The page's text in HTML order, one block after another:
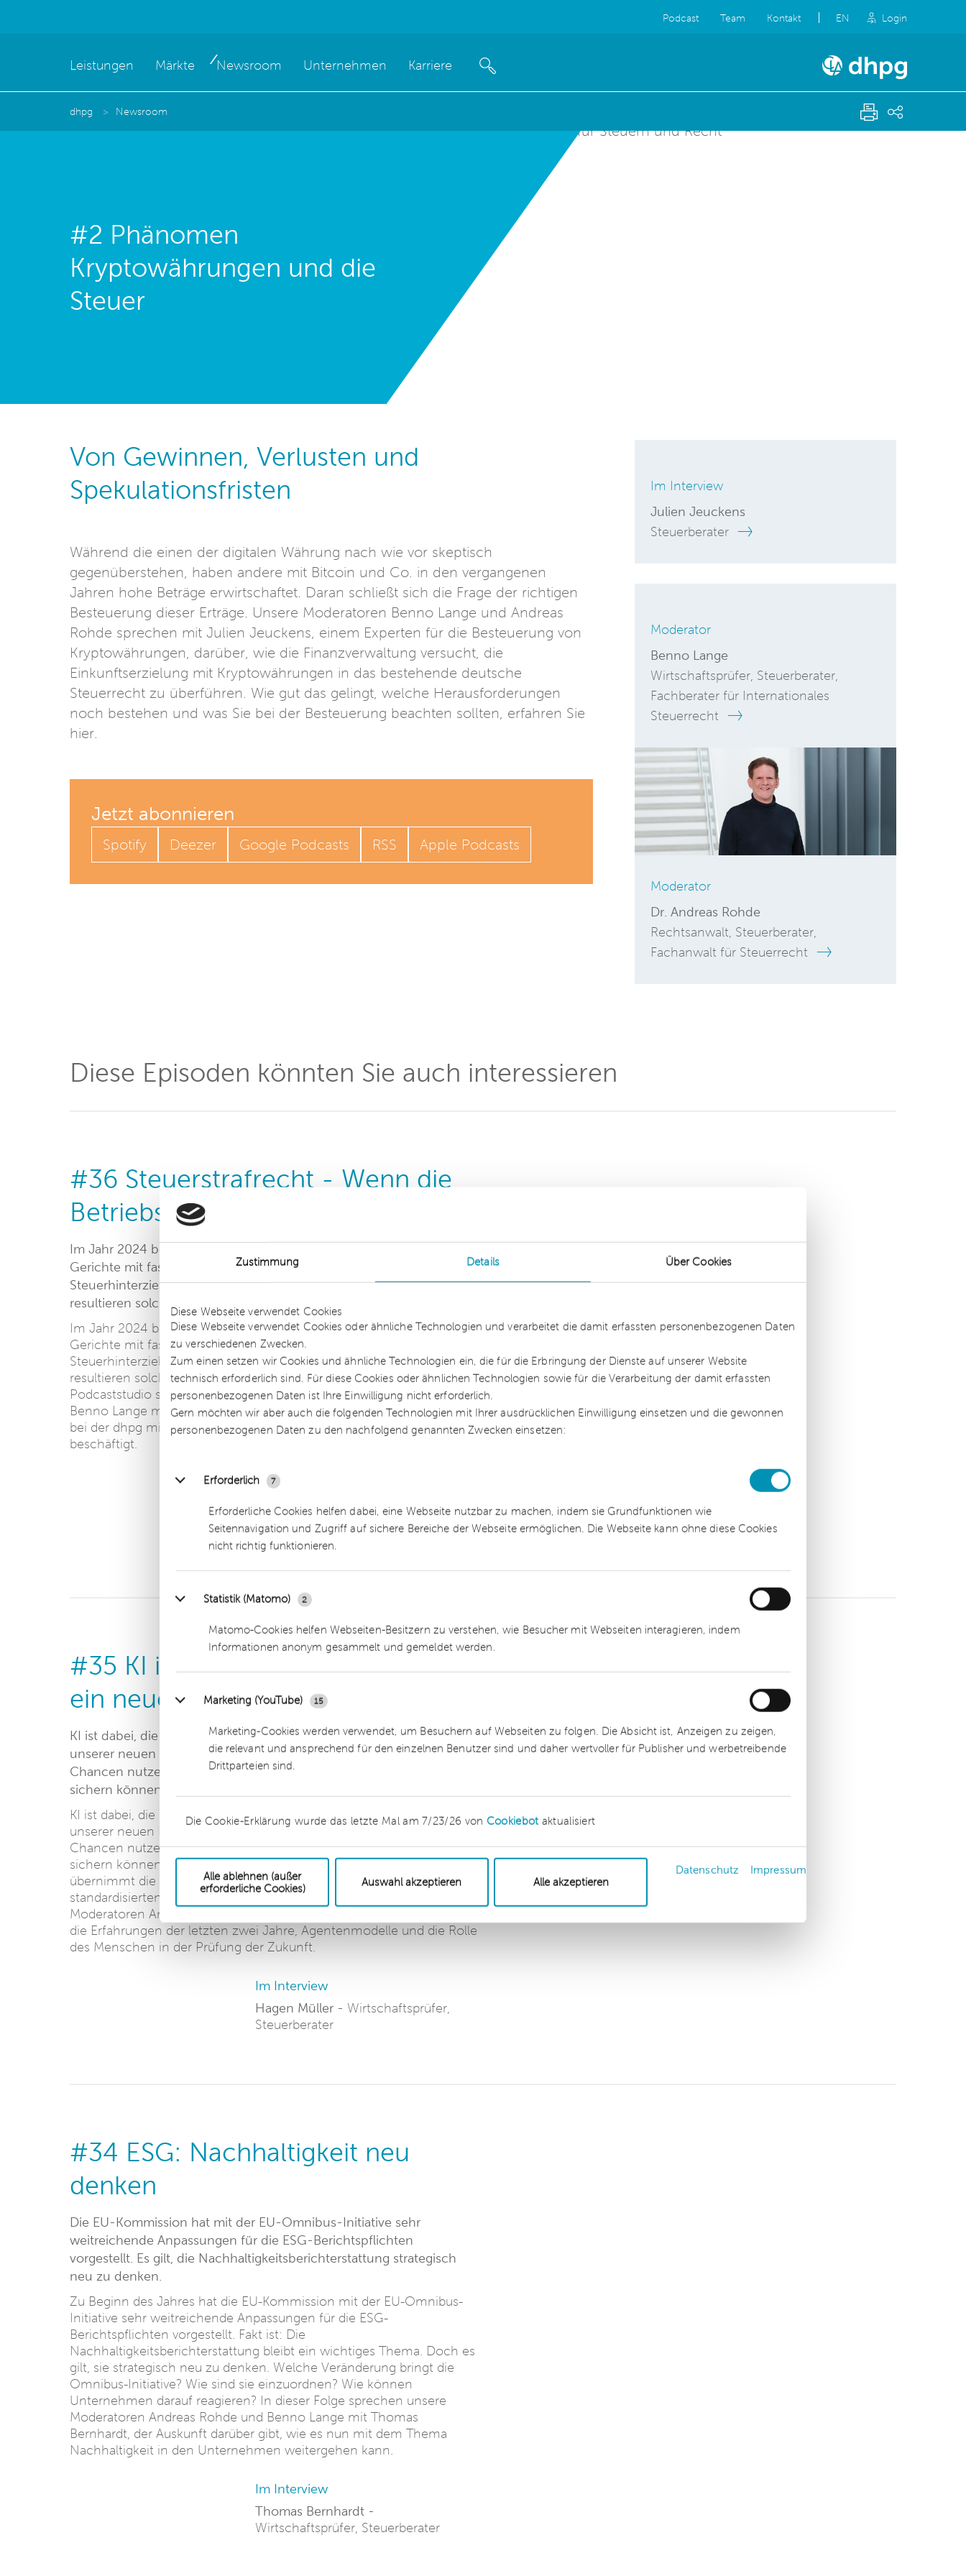
Zustimmung Details Über Cookies
Diese Webseite verwendet Cookies
Diese Webseite verwendet Cookies oder ähnliche Technologien und verarbeitet die damit erfassten personenbezogenen Daten
zu verschiedenen Zwecken.
Zum einen setzen wir Cookies und ähnliche Technologien ein, die für die Erbringung der Dienste auf unserer Website
technisch erforderlich sind. Für diese Cookies oder ähnlichen Technologien sowie für die Verarbeitung der damit erfassten
personenbezogenen Daten ist Ihre Einwilligung nicht erforderlich.
Gern möchten wir aber auch die folgenden Technologien mit Ihrer ausdrücklichen Einwilligung einsetzen und die gewonnen
personenbezogenen Daten zu den nachfolgend genannten Zwecken einsetzen:
Erforderlich 7
Erforderliche Cookies helfen dabei, eine Webseite nutzbar zu machen, indem sie Grundfunktionen wie
Seitennavigation und Zugriff auf sichere Bereiche der Webseite ermöglichen. Die Webseite kann ohne diese Cookies
nicht richtig funktionieren.
Statistik (Matomo) 2
Matomo-Cookies helfen Webseiten-Besitzern zu verstehen, wie Besucher mit Webseiten interagieren, indem
Informationen anonym gesammelt und gemeldet werden.
Marketing (YouTube) 15
Marketing-Cookies werden verwendet, um Besuchern auf Webseiten zu folgen. Die Absicht ist, Anzeigen zu zeigen,
die relevant und ansprechend für den einzelnen Benutzer sind und daher wertvoller für Publisher und werbetreibende
Drittparteien sind.
Die Cookie-Erklärung wurde das letzte Mal am 7/23/26 von Cookiebot aktualisiert
Alle ablehnen (außer
erforderliche Cookies)
Auswahl akzeptieren Alle akzeptieren
Datenschutz Impressum
Podcast Team Kontakt EN Login
Leistungen Märkte Newsroom Unternehmen Karriere
dhpg Newsroom
#2 Phänomen
Kryptowährungen und die
Steuer
Von Gewinnen, Verlusten und
Spekulationsfristen
Während die einen der digitalen Währung nach wie vor skeptisch
gegenüberstehen, haben andere mit Bitcoin und Co. in den vergangenen
Jahren hohe Beträge erwirtschaftet. Daran schließt sich die Frage der richtigen
Besteuerung dieser Erträge. Unsere Moderatoren Benno Lange und Andreas
Rohde sprechen mit Julien Jeuckens, einem Experten für die Besteuerung von
Kryptowährungen, darüber, wie die Finanzverwaltung versucht, die
Einkunftserzielung mit Kryptowährungen in das bestehende deutsche
Steuerrecht zu überführen. Wie gut das gelingt, welche Herausforderungen
noch bestehen und was Sie bei der Besteuerung beachten sollten, erfahren Sie
hier.
Jetzt abonnieren
Spotify Deezer Google Podcasts RSS Apple Podcasts
Im Interview
Julien Jeuckens
Steuerberater
Moderator
Benno Lange
Wirtschaftsprüfer, Steuerberater,
Fachberater für Internationales
Steuerrecht
Moderator
Dr. Andreas Rohde
Rechtsanwalt, Steuerberater,
Fachanwalt für Steuerrecht
Diese Episoden könnten Sie auch interessieren
#36 Steuerstrafrecht - Wenn die
Betriebsprüfung eckig läuft
Im Jahr 2024 beschäftigten sich die Finanzverwaltung und die
Gerichte mit fast 100.000 Fällen, in denen der Verdacht einer
Steuerhinterziehung zumindest im Raum stand. Immer häufiger
resultieren solche Verdachtsfälle aus Betriebsprüfungen.
Im Jahr 2024 beschäftigten sich die Finanzverwaltung und die
Gerichte mit fast 100.000 Fällen, in denen der Verdacht einer
Steuerhinterziehung zumindest im Raum stand. Immer häufiger
resultieren solche Verdachtsfälle aus Betriebsprüfungen. Im dhpg-
Podcaststudio sprechen die beiden Moderatoren Andreas Rohde und
Benno Lange mit der Rechtsanwältin Marion Ahrns, die sich täglich
bei der dhpg mit Fragen des Steuer- und Wirtschaftsstrafrecht
beschäftigt.
Im Interview
Marion Ahrns -Rechtsanwältin /
Fachanwältin für Steuerrecht /
Director
#35 KI in der Wirtschaftsprüfung –
ein neues Teammitglied
KI ist dabei, die Wirtschaftsprüfung grundlegend zu verändern. In
unserer neuen Podcast-Folge geht es um die Frage, wie wir die
Chancen nutzen, Risiken steuern und die Qualität unserer Arbeit
sichern können.
KI ist dabei, die Wirtschaftsprüfung grundlegend zu verändern. In
unserer neuen Podcast-Folge geht es um die Frage, wie wir die
Chancen nutzen, Risiken steuern und die Qualität unserer Arbeit
sichern können. KI ist dabei nicht nur ein Werkzeug, sondern
übernimmt die Rolle eines neuen Teammitglieds für alle
standardisierten Aufgaben. In dieser Folge sprechen unsere
Moderatoren Andreas Rohde und Benno Lange mit Hagen Müller über
die Erfahrungen der letzten zwei Jahre, Agentenmodelle und die Rolle
des Menschen in der Prüfung der Zukunft.
Im Interview
Hagen Müller - Wirtschaftsprüfer,
Steuerberater
#34 ESG: Nachhaltigkeit neu
denken
Die EU-Kommission hat mit der EU-Omnibus-Initiative sehr
weitreichende Anpassungen für die ESG-Berichtspflichten
vorgestellt. Es gilt, die Nachhaltigkeitsberichterstattung strategisch
neu zu denken.
Zu Beginn des Jahres hat die EU-Kommission mit der EU-Omnibus-
Initiative sehr weitreichende Anpassungen für die ESG-
Berichtspflichten vorgestellt. Fakt ist: Die
Nachhaltigkeitsberichterstattung bleibt ein wichtiges Thema. Doch es
gilt, sie strategisch neu zu denken. Welche Veränderung bringt die
Omnibus-Initiative? Wie sind sie einzuordnen? Wie können
Unternehmen darauf reagieren? In dieser Folge sprechen unsere
Moderatoren Andreas Rohde und Benno Lange mit Thomas
Bernhardt, der Auskunft darüber gibt, wie es nun mit dem Thema
Nachhaltigkeit in den Unternehmen weitergehen kann.
Im Interview
Thomas Bernhardt -
Wirtschaftsprüfer, Steuerberater